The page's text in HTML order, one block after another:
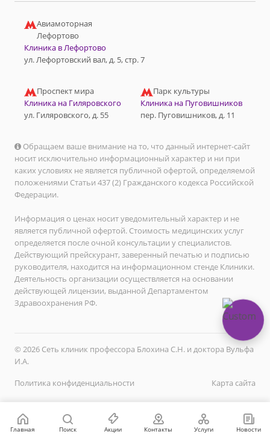
Авиамоторная
Лефортово
Клиника в Лефортово
ул. Лефортовский вал, д. 5, стр. 7
Проспект мира
Клиника на Гиляровского
ул. Гиляровского, д. 55
Парк культуры
Клиника на Пуговишников
пер. Пуговишников, д. 11
Обращаем ваше внимание на то, что данный интернет-сайт
носит исключительно информационный характер и ни при
каких условиях не является публичной офертой, определяемой
положениями Статьи 437 (2) Гражданского кодекса Российской
Федерации.
Информация о ценах носит уведомительный характер и не
является публичной офертой. Стоимость медицинских услуг
определяется после очной консультации у специалистов.
Действующий прейскурант, заверенный печатью и подписью
руководителя, находится на информационном стенде Клиники.
Деятельность организации осуществляется на основании
действующей лицензии, выданной Департаментом
Здравоохранения РФ.
© 2026 Сеть клиник профессора Блохина С.Н. и доктора Вульфа
И.А.
Политика конфиденциальности
Карта сайта
Главная Поиск Акции Контакты Услуги Новости